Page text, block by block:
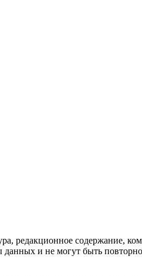
редакционное содержание,
и не могут быть